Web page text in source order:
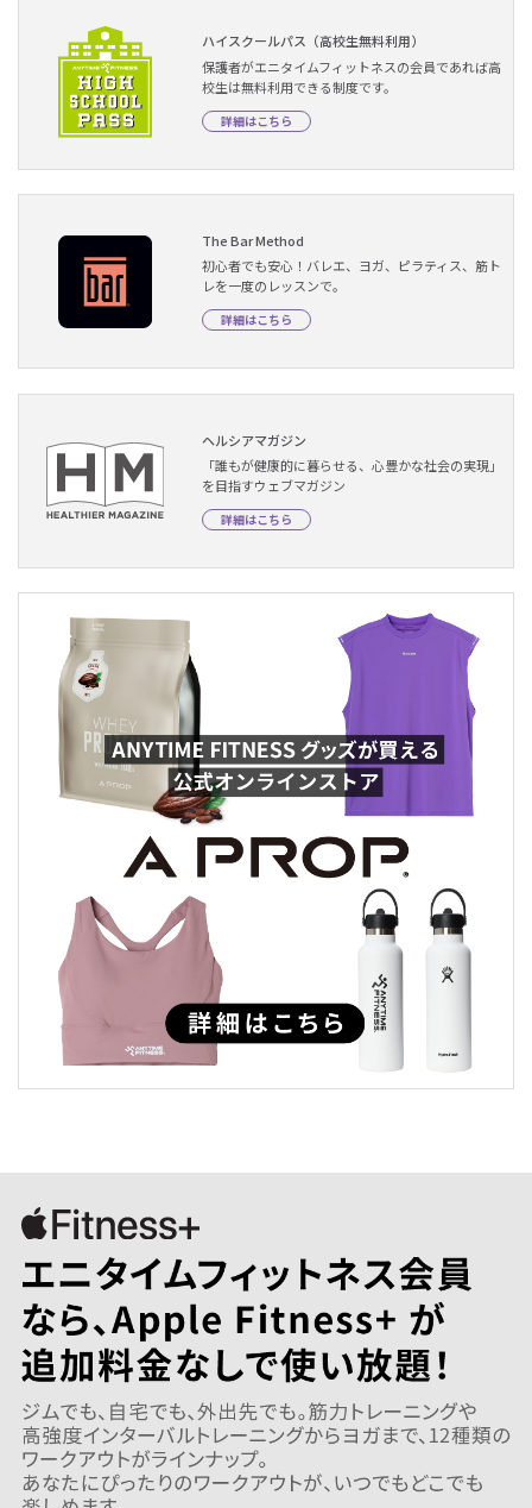
ハイスクールパス（高校生無料利用）
保護者がエニタイムフィットネスの会員であれば高
校生は無料利用できる制度です。
詳細はこちら
The Bar Method
初心者でも安心！バレエ、ヨガ、ピラティス、筋ト
レを一度のレッスンで。
詳細はこちら
ヘルシアマガジン
「誰もが健康的に暮らせる、心豊かな社会の実現」
を目指すウェブマガジン
詳細はこちら